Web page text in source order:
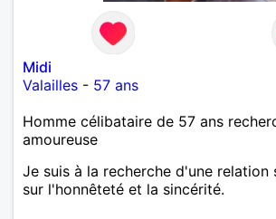
Midi
Valailles - 57 ans
Homme célibataire de 57 ans
amoureuse
Je suis à la recherche d'une relation
sur l'honnêteté et la sincérité.